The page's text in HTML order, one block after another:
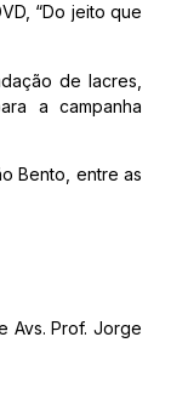
“Do jeito que
de lacres,
a campanha
Bento, entre as
Avs. Prof. Jorge